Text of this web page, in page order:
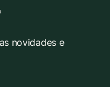
novidades e